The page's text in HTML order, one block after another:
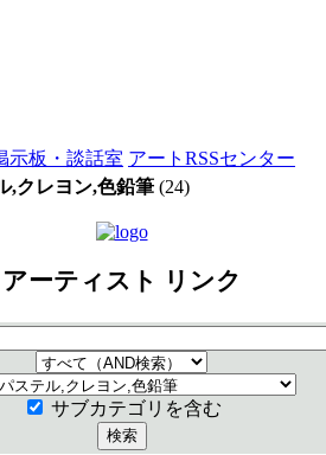
示板・談話室 アートRSSセンター
,クレヨン,色鉛筆 (24)
アーティスト リンク
サブカテゴリを含む